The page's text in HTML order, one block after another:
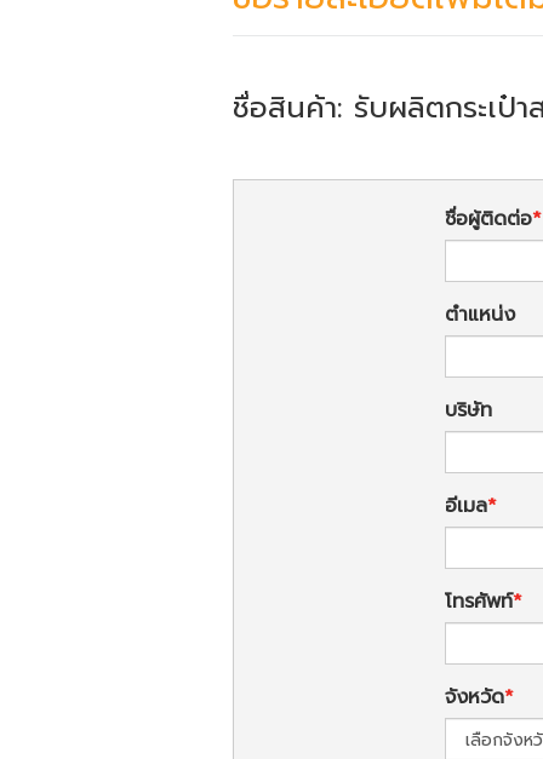
ชื่อสินค้า: รับผลิตกระเป๋
ชื่อผู้ติดต่อ
ตำแหน่ง
บริษัท
อีเมล
โทรศัพท์
จังหวัด